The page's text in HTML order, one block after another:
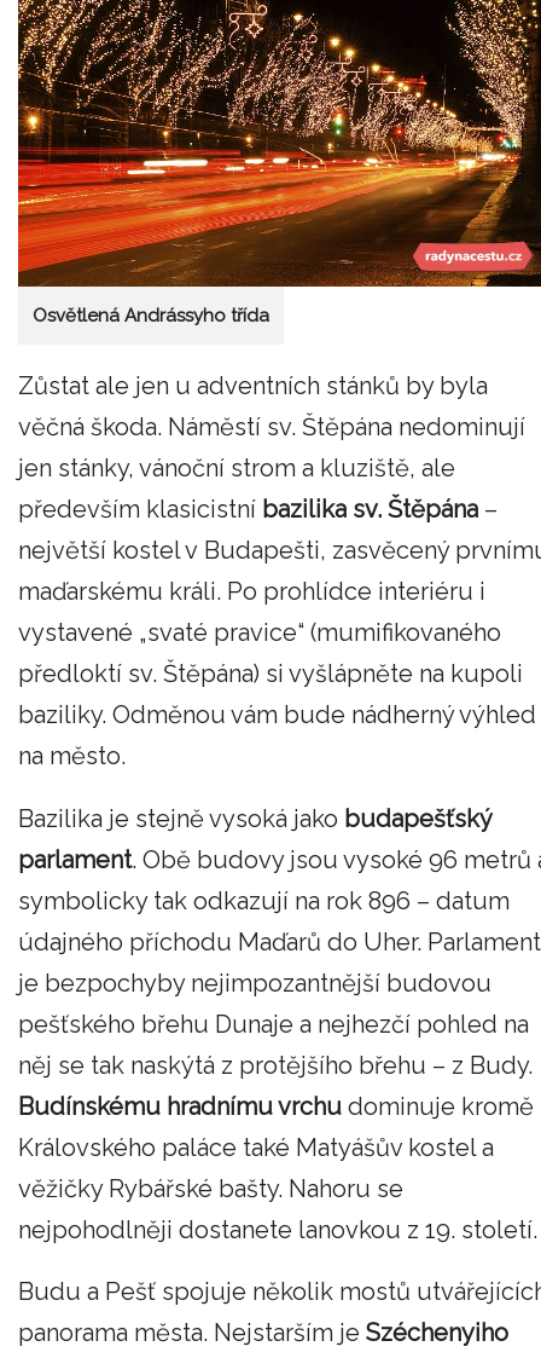
Osvětlená Andrássyho třída
Zůstat ale jen u adventních stánků by byla
věčná škoda. Náměstí sv. Štěpána nedominují
jen stánky, vánoční strom a kluziště, ale
především klasicistní bazilika sv. Štěpána –
největší kostel v Budapešti, zasvěcený
maďarskému králi. Po prohlídce interiéru i
vystavené „svaté pravice“ (mumifikovaného
předloktí sv. Štěpána) si vyšlápněte na kupoli
baziliky. Odměnou vám bude nádherný výhled
na město.
Bazilika je stejně vysoká jako budapešťský
parlament. Obě budovy jsou vysoké 96 metrů
symbolicky tak odkazují na rok 896 – datum
údajného příchodu Maďarů do Uher. Parlament
je bezpochyby nejimpozantnější budovou
pešťského břehu Dunaje a nejhezčí pohled na
něj se tak naskýtá z protějšího břehu – z Budy.
Budínskému hradnímu vrchu dominuje kromě
Královského paláce také Matyášův kostel a
věžičky Rybářské bašty. Nahoru se
nejpohodlněji dostanete lanovkou z 19. století.
Budu a Pešť spojuje několik mostů
panorama města. Nejstarším je Széchenyiho